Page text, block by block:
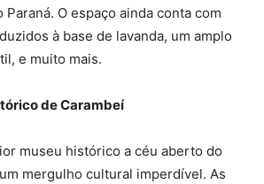
Paraná. O espaço ainda conta com
à base de lavanda, um amplo
e muito mais.
de Carambeí
museu histórico a céu aberto do
mergulho cultural imperdível. As